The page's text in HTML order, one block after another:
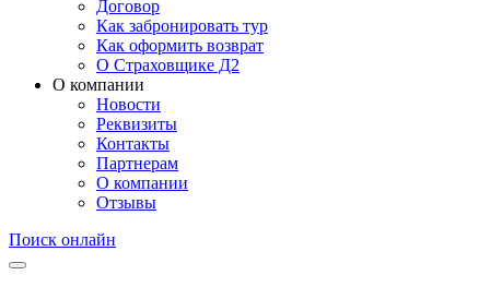
Договор
Как забронировать тур
Как оформить возврат
О Страховщике Д2
О компании
Новости
Реквизиты
Контакты
Партнерам
О компании
Отзывы
Поиск онлайн